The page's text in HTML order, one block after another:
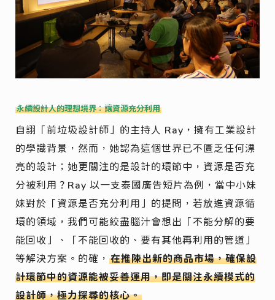
永續設計人的理想境界：讓資源充分利用
自詡「前垃圾設計師」的主持人 Ray，擁有工業設計
的學識背景，然而，她認為這個世界已不匱乏任何漂
亮的設計；她更關注的是設計的環節中，資源是否充
分被利用？Ray 以一支泰國廣告短片為例，當中小妹
妹對於「資源是否充分利用」的提問，若放進資源循
環的領域，我們可能絞盡腦汁會想出「不能分解的要
能回收」、「不能回收的、要有其他再利用的管道」
等解決方案。的確，在推陳出新的商品市場，確保設
計環節中的資源能被妥善運用，即是關注永續模式的
設計師，極力探尋的核心。